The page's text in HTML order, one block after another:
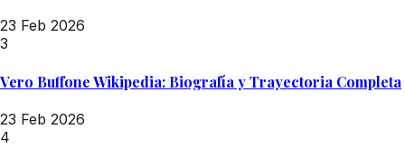
23 Feb 2026
3
Vero Buffone Wikipedia: Biografía y Trayectoria Completa
23 Feb 2026
4